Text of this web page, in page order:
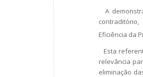
A
contraditório,
Eficiência da
Esta
relevância
eliminação